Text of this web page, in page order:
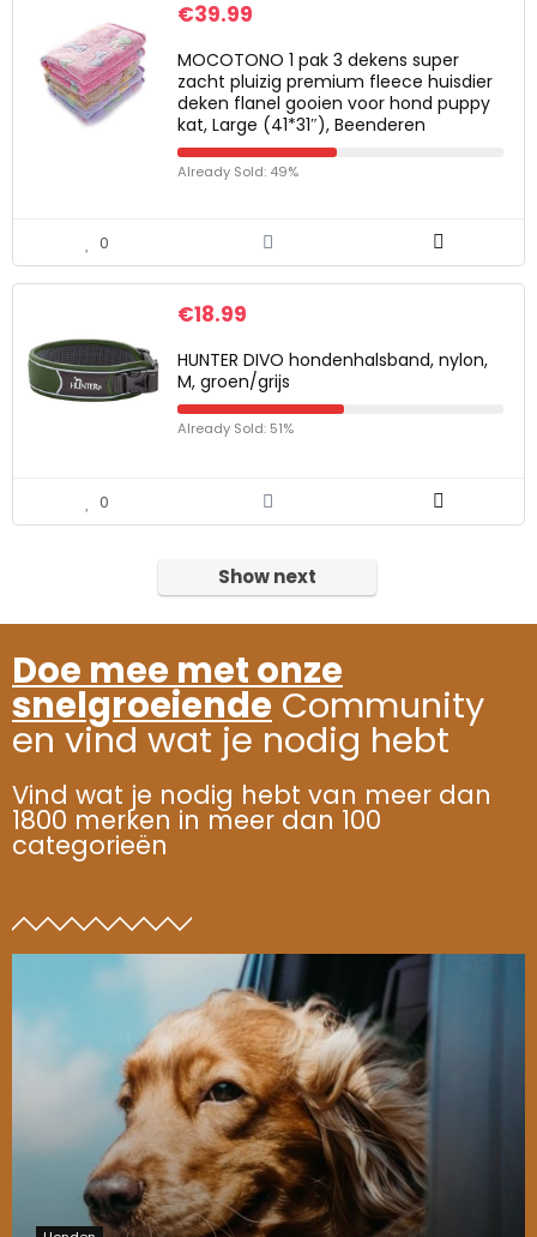
€39.99
MOCOTONO 1 pak 3 dekens super
zacht pluizig premium fleece huisdier
deken flanel gooien voor hond puppy
kat, Large (41*31″), Beenderen
Already Sold: 49%
0
€18.99
HUNTER DIVO hondenhalsband, nylon,
M, groen/grijs
Already Sold: 51%
0
Show next
Doe mee met onze
snelgroeiende Community
en vind wat je nodig hebt
Vind wat je nodig hebt van meer dan
1800 merken in meer dan 100
categorieën